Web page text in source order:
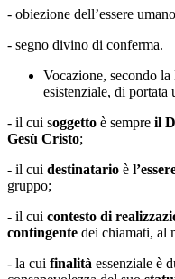
- obiezione dell’essere
- segno divino di conferma.
Vocazione, secondo
esistenziale, di portata
- il cui soggetto è sempre il
Gesù Cristo;
- il cui destinatario è
gruppo;
- il cui contesto di
contingente dei chiamati, al
- la cui finalità essenziale è